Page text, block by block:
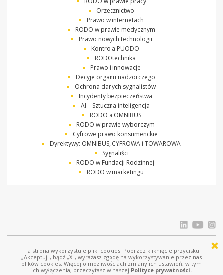
Orzecznictwo
Prawo w internetach
RODO w prawie medycznym
Prawo nowych technologii
Kontrola PUODO
RODOtechnika
Prawo i innowacje
Decyje organu nadzorczego
Ochrona danych sygnalistów
Incydenty bezpieczeństwa
AI – Sztuczna inteligencja
RODO a OMNIBUS
RODO w prawie wyborczym
Cyfrowe prawo konsumenckie
Dyrektywy: OMNIBUS, CYFROWA i TOWAROWA
Sygnaliści
RODO w Fundacji Rodzinnej
RODO w marketingu
© Ostrowski i Wspólnicy | www.ostrowski.legal| Wszystkie prawa zastrzeżone
Licznik odwiedziń: 687032
Ta strona wykorzystuje pliki cookies. Poprzez kliknięcie przycisku
„Akceptuj", bądź „X", wyrażasz zgodę na wykorzystywanie przez nas
plików cookies. Więcej o możliwościach zmiany ich ustawień, w tym
ich wyłączenia, przeczytasz w naszej Polityce prywatności.